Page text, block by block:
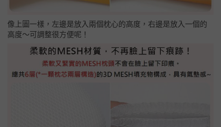
像上圖一樣，左邊是放入兩個枕心的高度，右邊是放入一個的
高度～可調整很方便呢！